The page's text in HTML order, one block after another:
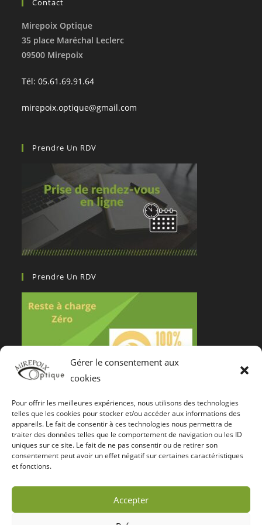
Gérer le consentement aux
cookies
Pour offrir les meilleures expériences, nous utilisons des technologies
telles que les cookies pour stocker et/ou accéder aux informations des
appareils. Le fait de consentir à ces technologies nous permettra de
traiter des données telles que le comportement de navigation ou les ID
uniques sur ce site. Le fait de ne pas consentir ou de retirer son
consentement peut avoir un effet négatif sur certaines caractéristiques
et fonctions.
Accepter
Contact
Mirepoix Optique
35 place Maréchal Leclerc
09500 Mirepoix
Tél: 05.61.69.91.64
mirepoix.optique@gmail.com
Prendre Un RDV
Prendre Un RDV
Notre Certification De Services